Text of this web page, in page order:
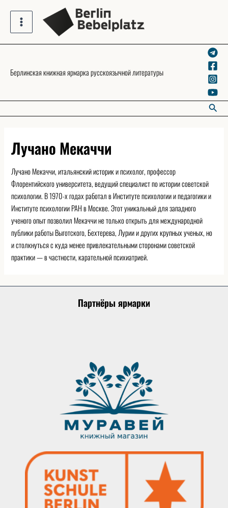
content Main
Берлинская книжная ярмарка русскоязычной литературы
Лучано Мекаччи
Лучано Мекаччи, итальянский историк и психолог, профессор
Флорентийского университета, ведущий специалист по истории советской
психологии. В 1970-х годах работал в Институте психологии и педагогики и
Институте психологии РАН в Москве. Этот уникальный для западного
ученого опыт позволил Мекаччи не только открыть для международной
публики работы Выготского, Бехтерева, Лурии и других крупных ученых, но
и столкнуться с куда менее привлекательными сторонами советской
практики — в частности, карательной психиатрией.
Партнёры ярмарки